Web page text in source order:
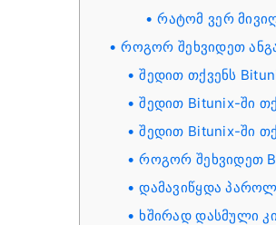
რატომ ვერ
როგორ შეხვიდეთ
შედით თქვენს
შედით Bitunix-ში
შედით Bitunix-ში
როგორ შეხვიდეთ
დამავიწყდა
ხშირად დასმული